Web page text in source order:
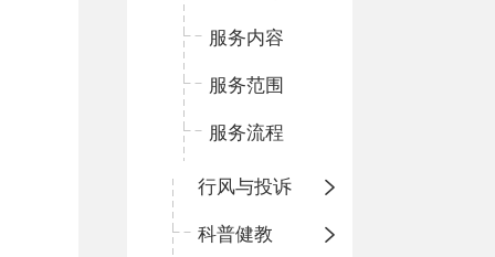
服务内容
服务范围
服务流程
行风与投诉
科普健教